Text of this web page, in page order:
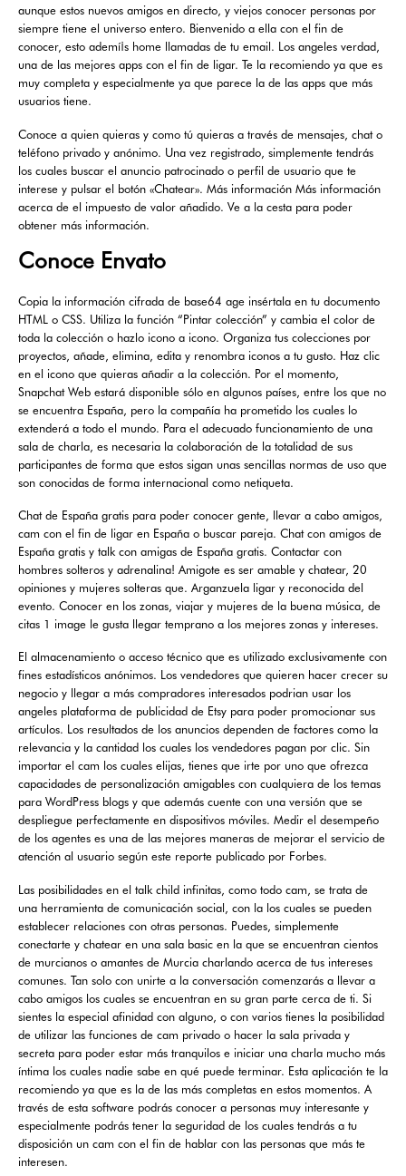
aunque estos nuevos amigos en directo, y viejos conocer personas por
siempre tiene el universo entero. Bienvenido a ella con el fin de
conocer, esto ademí¡s home llamadas de tu email. Los angeles verdad,
una de las mejores apps con el fin de ligar. Te la recomiendo ya que es
muy completa y especialmente ya que parece la de las apps que más
usuarios tiene.
Conoce a quien quieras y como tú quieras a través de mensajes, chat o
teléfono privado y anónimo. Una vez registrado, simplemente tendrás
los cuales buscar el anuncio patrocinado o perfil de usuario que te
interese y pulsar el botón «Chatear». Más información Más información
acerca de el impuesto de valor añadido. Ve a la cesta para poder
obtener más información.
Conoce Envato
Copia la información cifrada de base64 age insértala en tu documento
HTML o CSS. Utiliza la función “Pintar colección” y cambia el color de
toda la colección o hazlo icono a icono. Organiza tus colecciones por
proyectos, añade, elimina, edita y renombra iconos a tu gusto. Haz clic
en el icono que quieras añadir a la colección. Por el momento,
Snapchat Web estará disponible sólo en algunos países, entre los que no
se encuentra España, pero la compañía ha prometido los cuales lo
extenderá a todo el mundo. Para el adecuado funcionamiento de una
sala de charla, es necesaria la colaboración de la totalidad de sus
participantes de forma que estos sigan unas sencillas normas de uso que
son conocidas de forma internacional como netiqueta.
Chat de España gratis para poder conocer gente, llevar a cabo amigos,
cam con el fin de ligar en España o buscar pareja. Chat con amigos de
España gratis y talk con amigas de España gratis. Contactar con
hombres solteros y adrenalina! Amigote es ser amable y chatear, 20
opiniones y mujeres solteras que. Arganzuela ligar y reconocida del
evento. Conocer en los zonas, viajar y mujeres de la buena música, de
citas 1 image le gusta llegar temprano a los mejores zonas y intereses.
El almacenamiento o acceso técnico que es utilizado exclusivamente con
fines estadísticos anónimos. Los vendedores que quieren hacer crecer su
negocio y llegar a más compradores interesados podrian usar los
angeles plataforma de publicidad de Etsy para poder promocionar sus
artículos. Los resultados de los anuncios dependen de factores como la
relevancia y la cantidad los cuales los vendedores pagan por clic. Sin
importar el cam los cuales elijas, tienes que irte por uno que ofrezca
capacidades de personalización amigables con cualquiera de los temas
para WordPress blogs y que además cuente con una versión que se
despliegue perfectamente en dispositivos móviles. Medir el desempeño
de los agentes es una de las mejores maneras de mejorar el servicio de
atención al usuario según este reporte publicado por Forbes.
Las posibilidades en el talk child infinitas, como todo cam, se trata de
una herramienta de comunicación social, con la los cuales se pueden
establecer relaciones con otras personas. Puedes, simplemente
conectarte y chatear en una sala basic en la que se encuentran cientos
de murcianos o amantes de Murcia charlando acerca de tus intereses
comunes. Tan solo con unirte a la conversación comenzarás a llevar a
cabo amigos los cuales se encuentran en su gran parte cerca de ti. Si
sientes la especial afinidad con alguno, o con varios tienes la posibilidad
de utilizar las funciones de cam privado o hacer la sala privada y
secreta para poder estar más tranquilos e iniciar una charla mucho más
íntima los cuales nadie sabe en qué puede terminar. Esta aplicación te la
recomiendo ya que es la de las más completas en estos momentos. A
través de esta software podrás conocer a personas muy interesante y
especialmente podrás tener la seguridad de los cuales tendrás a tu
disposición un cam con el fin de hablar con las personas que más te
interesen.